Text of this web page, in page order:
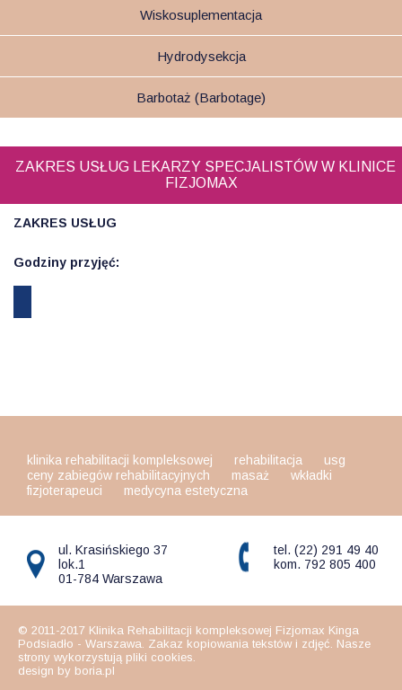
Wiskosuplementacja
Hydrodysekcja
Barbotaż (Barbotage)
ZAKRES USŁUG LEKARZY SPECJALISTÓW W KLINICE
FIZJOMAX
ZAKRES USŁUG
Godziny przyjęć:
klinika rehabilitacji kompleksowej rehabilitacja
usg
ceny zabiegów rehabilitacyjnych
masaż
wkładki
fizjoterapeuci
medycyna estetyczna
ul. Krasińskiego 37
lok.1
01-784 Warszawa
tel. (22) 291 49 40
kom. 792 805 400
© 2011-2017 Klinika Rehabilitacji kompleksowej Fizjomax Kinga
Podsiadło - Warszawa. Zakaz kopiowania tekstów i zdjęć. Nasze
strony wykorzystują pliki cookies.
design by boria.pl